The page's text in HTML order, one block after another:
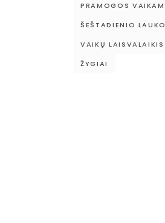
PRAMOGOS
ŠEŠTADIENIO
VAIKŲ LAISVALAIKIS
ŽYGIAI